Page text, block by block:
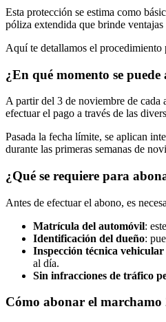
Esta protección se estima como
póliza extendida que brinde ventajas
Aquí te detallamos el procedimiento
¿En qué momento se
A partir del 3 de noviembre de cada
efectuar el pago a través de las
Pasada la fecha límite, se aplican
durante las primeras semanas de
¿Qué se requiere para
Antes de efectuar el abono, es
Matrícula del automóvil:
Identificación del dueño:
Inspección técnica
al día.
Sin infracciones de tráfico
Cómo abonar el